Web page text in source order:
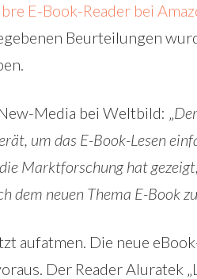
E-Book-Reader bei
Beurteilungen
Media bei Weltbild: „
um das E-Book-Lesen
Marktforschung hat
dem neuen Thema E-Book
aufatmen. Die neue
Der Reader Aluratek